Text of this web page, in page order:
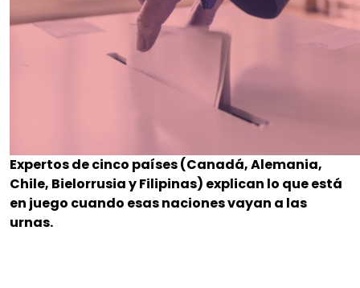
Expertos de cinco países (Canadá, Alemania,
Chile, Bielorrusia y Filipinas) explican lo que está
en juego cuando esas naciones vayan a las
urnas.